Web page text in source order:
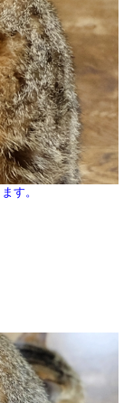
す。